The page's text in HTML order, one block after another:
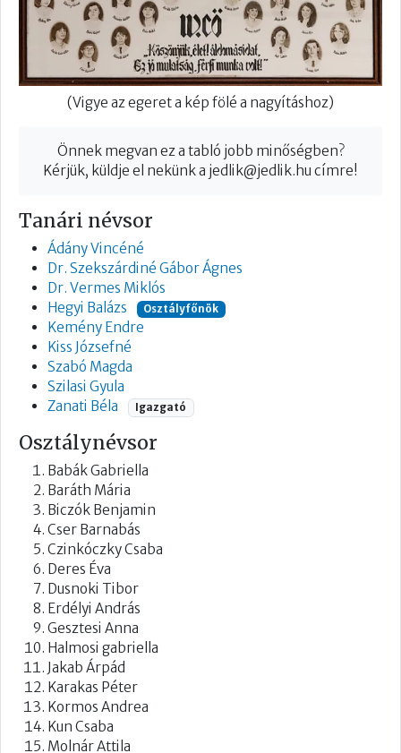
(Vigye az egeret a kép fölé a nagyításhoz)
Önnek megvan ez a tabló jobb minőségben?
Kérjük, küldje el nekünk a jedlik@jedlik.hu címre!
Tanári névsor
Ádány Vincéné
Dr. Szekszárdiné Gábor Ágnes
Dr. Vermes Miklós
Hegyi Balázs
Osztályfőnök
Kemény Endre
Kiss Józsefné
Szabó Magda
Szilasi Gyula
Zanati Béla
Igazgató
Osztálynévsor
Babák Gabriella
Baráth Mária
Biczók Benjamin
Cser Barnabás
Czinkóczky Csaba
Deres Éva
Dusnoki Tibor
Erdélyi András
Gesztesi Anna
Halmosi gabriella
Jakab Árpád
Karakas Péter
Kormos Andrea
Kun Csaba
Molnár Attila